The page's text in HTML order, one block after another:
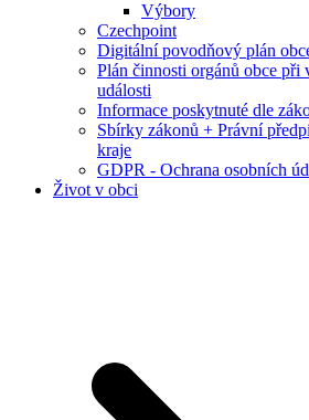
Výbory
Czechpoint
Digitální povodňový plán
Plán činnosti orgánů obce při
události
Informace poskytnuté dle
Sbírky zákonů + Právní
kraje
GDPR - Ochrana osobních
Život v obci